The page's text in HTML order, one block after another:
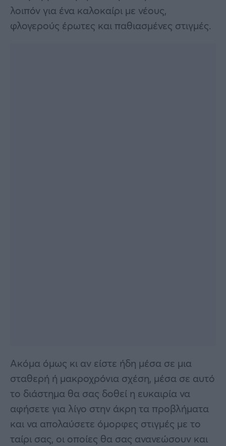
λοιπόν για ένα καλοκαίρι με νέους,
φλογερούς έρωτες και παθιασμένες στιγμές.
Ακόμα όμως κι αν είστε ήδη μέσα σε μια
σταθερή ή μακροχρόνια σχέση, μέσα σε αυτό
το διάστημα θα σας δοθεί η ευκαιρία να
αφήσετε για λίγο στην άκρη τα προβλήματα
και να απολαύσετε όμορφες στιγμές με το
ταίρι σας, οι οποίες θα σας ανανεώσουν και